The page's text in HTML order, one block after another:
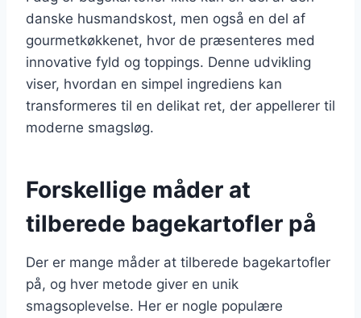
danske husmandskost, men også en del af
gourmetkøkkenet, hvor de præsenteres med
innovative fyld og toppings. Denne udvikling
viser, hvordan en simpel ingrediens kan
transformeres til en delikat ret, der appellerer til
moderne smagsløg.
Forskellige måder at
tilberede bagekartofler på
Der er mange måder at tilberede bagekartofler
på, og hver metode giver en unik
smagsoplevelse. Her er nogle populære